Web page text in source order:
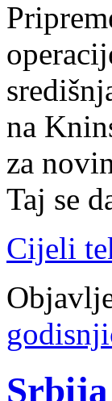
na
za
Taj se
Cijeli
Srbija